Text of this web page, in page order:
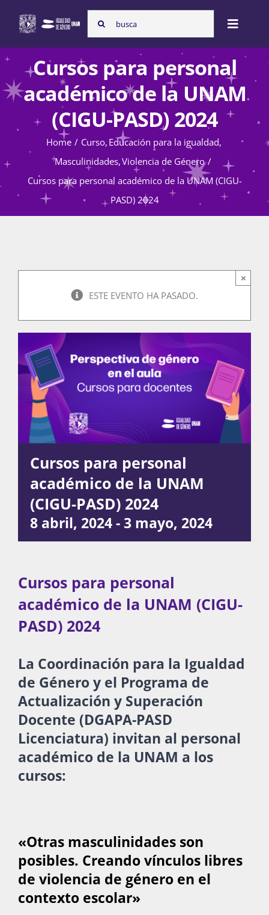
content
Search
for:
Toggle
Inicio
Nosotras
Programas
Atención de la violencia de género
La Boletina
Recursos
Súmate
Bienvenida generación 2027-1
Cursos para personal
académico de la UNAM
(CIGU-PASD) 2024
Home Curso Educación para la igualdad
Masculinidades Violencia de Género
Cursos para personal académico de la UNAM (CIGU-
PASD) 2024
ESTE EVENTO HA PASADO.
×
Cursos para personal
académico de la UNAM
(CIGU-PASD) 2024
8 abril, 2024-3 mayo, 2024
Cursos para personal
académico de la UNAM (CIGU-
PASD) 2024
La Coordinación para la Igualdad
de Género y el Programa de
Actualización y Superación
Docente (DGAPA-PASD
Licenciatura) invitan al personal
académico de la UNAM a los
cursos:
«Otras masculinidades son
posibles. Creando vínculos libres
de violencia de género en el
contexto escolar»